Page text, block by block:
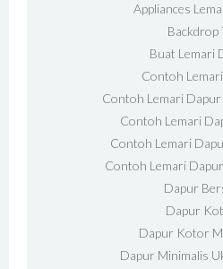
Appliances
Backdrop
Buat Lemari
Contoh
Contoh Lemari Dapur
Contoh Lemari
Contoh Lemari
Contoh Lemari
Dapur
Dapur
Dapur Kotor
Dapur Minimalis